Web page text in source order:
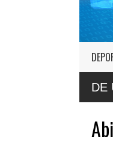
DE
de Interior: “No vamos a